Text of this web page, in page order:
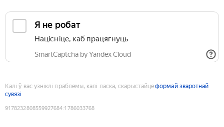
Я не робат
Націсніце, каб працягнуць
SmartCaptcha by Yandex Cloud
Калі ў вас узніклі праблемы, калі ласка, скарыстайцеформай зваротнай
сувязі
9178232808559927684:1786033768